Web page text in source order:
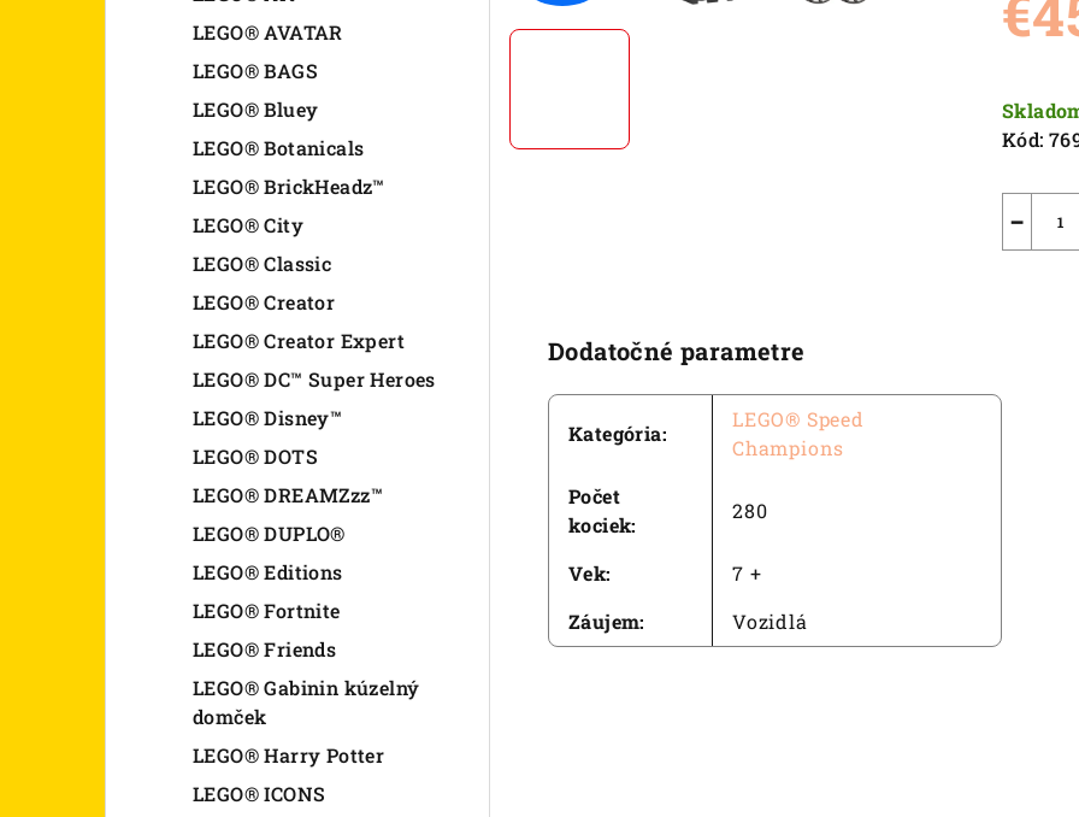
LEGO® AVATAR
LEGO® BAGS
LEGO® Bluey
LEGO® Botanicals
LEGO® BrickHeadz™
LEGO® City
LEGO® Classic
LEGO® Creator
LEGO® Creator Expert
LEGO® DC™ Super Heroes
LEGO® Disney™
LEGO® DOTS
LEGO® DREAMZzz™
LEGO® DUPLO®
LEGO® Editions
LEGO® Fortnite
LEGO® Friends
LEGO® Gabinin kúzelný
domček
LEGO® Harry Potter
LEGO® ICONS
z
cena:
Kód:
−
Dodatočné parametre
Kategória:
LEGO® Speed
Champions
Počet
kociek:
280
Vek:
7 +
Záujem: Vozidlá